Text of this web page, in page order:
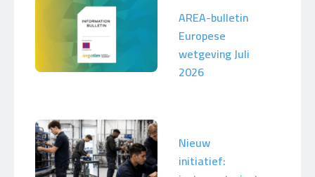
AREA-bulletin
Europese
wetgeving Juli
2026
Nieuw
initiatief: